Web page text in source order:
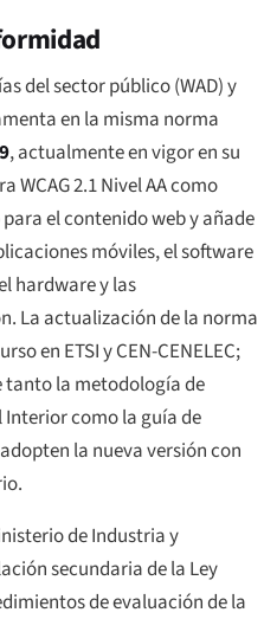
del sector público (WAD) y
en la misma norma
, actualmente en vigor en su
WCAG 2.1 Nivel AA como
el contenido web y añade
móviles, el software
hardware y las
La actualización de la norma
en ETSI y CEN-CENELEC;
tanto la metodología de
como la guía de
la nueva versión con
de Industria y
secundaria de la Ley
de evaluación de la